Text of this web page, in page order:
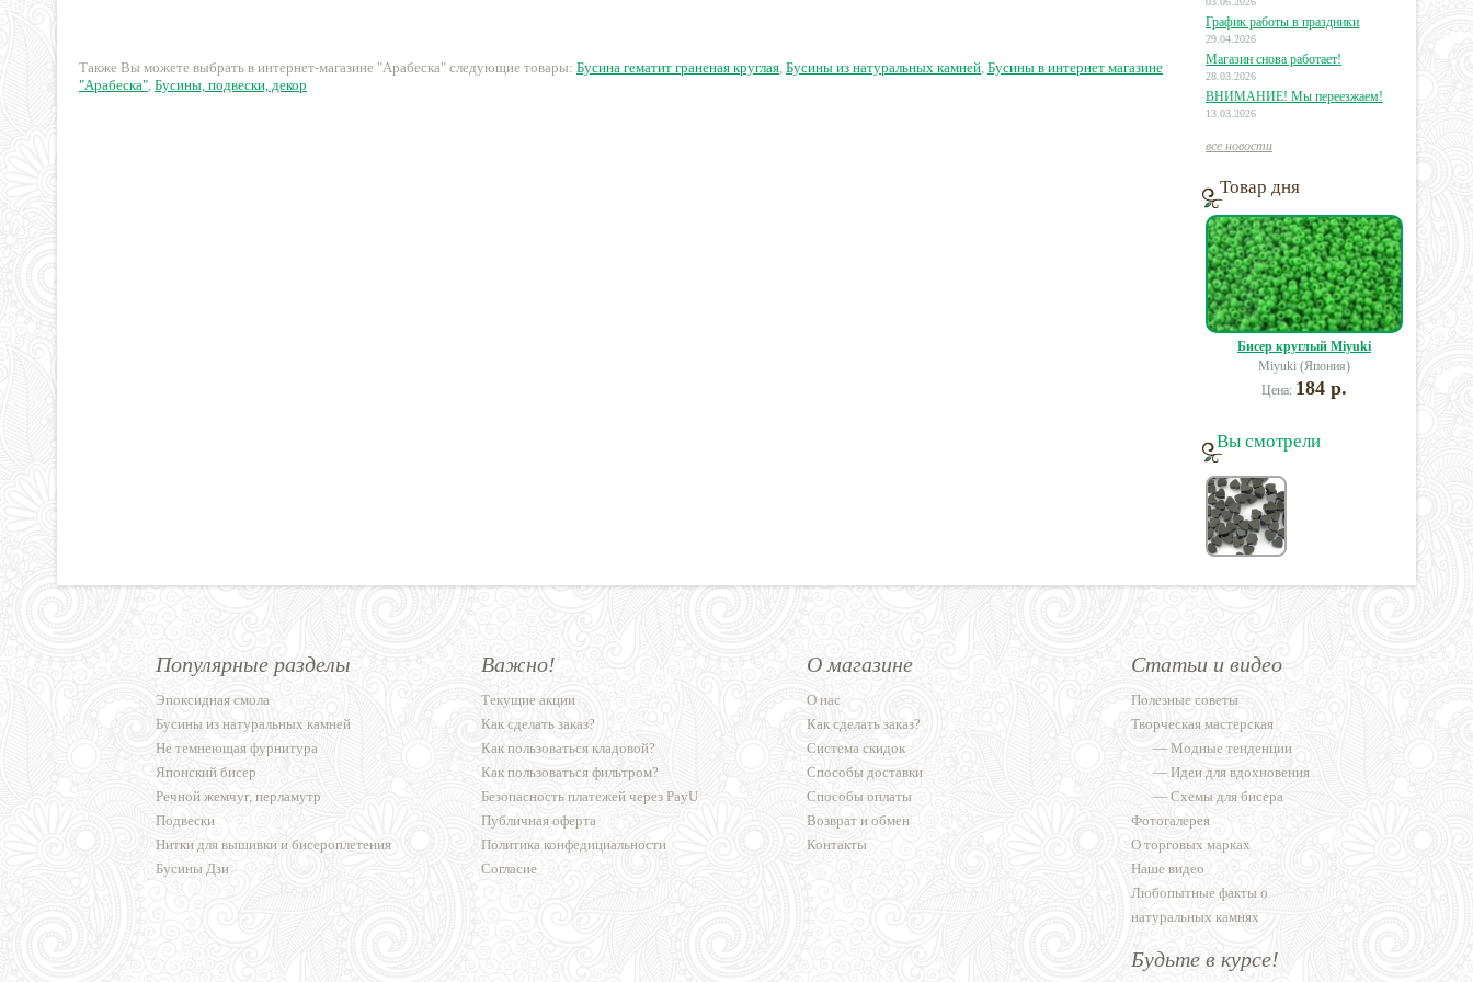
430 руб.
Также Вы можете выбрать в интернет-магазине "Арабеска" следующие товары: Бусина гематит граненая круглая, Бусины из натуральных камней, Бусины в интернет магазине
"Арабеска", Бусины, подвески, декор
График работы в праздники
29.04.2026
Магазин снова работает!
28.03.2026
ВНИМАНИЕ! Мы переезжаем!
13.03.2026
все новости
Товар дня
Бисер круглый Miyuki
Miyuki (Япония)
Цена: 184 р.
Вы смотрели
Популярные разделы
Эпоксидная смола
Бусины из натуральных камней
Не темнеющая фурнитура
Японский бисер
Речной жемчуг, перламутр
Подвески
Нитки для вышивки и бисероплетения
Бусины Дзи
Важно!
Текущие акции
Как сделать заказ?
Как пользоваться кладовой?
Как пользоваться фильтром?
Безопасность платежей через PayU
Публичная оферта
Политика конфедициальности
Согласие
О магазине
О нас
Как сделать заказ?
Система скидок
Способы доставки
Способы оплаты
Возврат и обмен
Контакты
Статьи и видео
Полезные советы
Творческая мастерская
—Модные тенденции
—Идеи для вдохновения
—Схемы для бисера
Фотогалерея
О торговых марках
Наше видео
Любопытные факты о
натуральных камнях
Будьте в курсе!